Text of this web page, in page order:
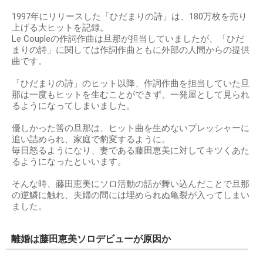
1997年にリリースした「ひだまりの詩」は、180万枚を売り
上げる大ヒットを記録。
Le Coupleの作詞作曲は旦那が担当していましたが、「ひだ
まりの詩」に関しては作詞作曲ともに外部の人間からの提供
曲です。
「ひだまりの詩」のヒット以降、作詞作曲を担当していた旦
那は一度もヒットを生むことができず、一発屋として見られ
るようになってしまいました。
優しかった筈の旦那は、ヒット曲を生めないプレッシャーに
追い詰められ、家庭で豹変するように。
毎日怒るようになり、妻である藤田恵美に対してキツくあた
るようになったといいます。
そんな時、藤田恵美にソロ活動の話が舞い込んだことで旦那
の逆鱗に触れ、夫婦の間には埋められぬ亀裂が入ってしまい
ました。
離婚は藤田恵美ソロデビューが原因か